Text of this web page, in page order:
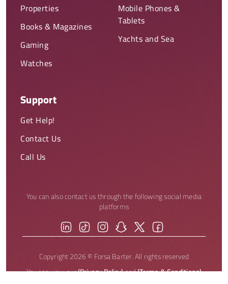
Properties
Books & Magazines
Gaming
Watches
Mobile Phones &
Tablets
Yachts and Sea
Support
Get Help!
Contact Us
Call Us
You can also contact us through the following social media
platforms
Copyright 2026 © Forsa Barter. All rights reserved
You can view our(Privacy Policy)and(Terms & Conditions)